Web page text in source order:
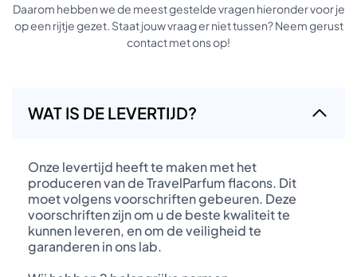
Daarom hebben we de meest gestelde vragen hieronder voor je
op een rijtje gezet. Staat jouw vraag er niet tussen? Neem gerust
contact met ons op!
WAT IS DE LEVERTIJD?
Onze levertijd heeft te maken met het
produceren van de TravelParfum flacons. Dit
moet volgens voorschriften gebeuren. Deze
voorschriften zijn om u de beste kwaliteit te
kunnen leveren, en om de veiligheid te
garanderen in ons lab.